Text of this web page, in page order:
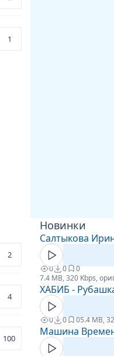
1
2
4
100
Новинки
Салтыкова
0 0
0
7.4 MB, 320 Kbps,
ХАБИБ -
0 0 05.4 MB,
Машина